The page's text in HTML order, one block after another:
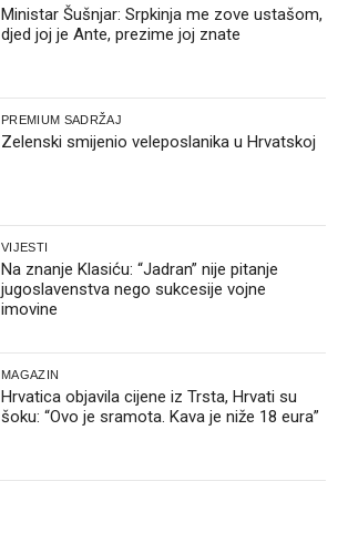
Ministar Šušnjar: Srpkinja me zove ustašom,
djed joj je Ante, prezime joj znate
PREMIUM SADRŽAJ
Zelenski smijenio veleposlanika u Hrvatskoj
VIJESTI
Na znanje Klasiću: “Jadran” nije pitanje
jugoslavenstva nego sukcesije vojne
imovine
MAGAZIN
Hrvatica objavila cijene iz Trsta, Hrvati su
šoku: “Ovo je sramota. Kava je niže 18 eura”